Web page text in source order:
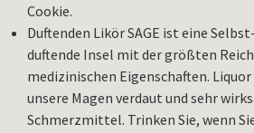
Cookie.
Duftenden Likör SAGE ist eine
duftende Insel mit der größten
medizinischen Eigenschaften.
unsere Magen verdaut und sehr
Schmerzmittel. Trinken Sie, wenn